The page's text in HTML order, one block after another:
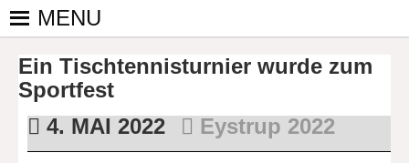
Skip
PINGPONGPARKINSON
DEUTSCHLAND E. V.
ist der
bundesweite
Zusammenschluss
von
kooperierenden
Vereinen und
MENU
Ein Tischtennisturnier wurde zum
Sportfest
4. MAI 2022
Eystrup 2022